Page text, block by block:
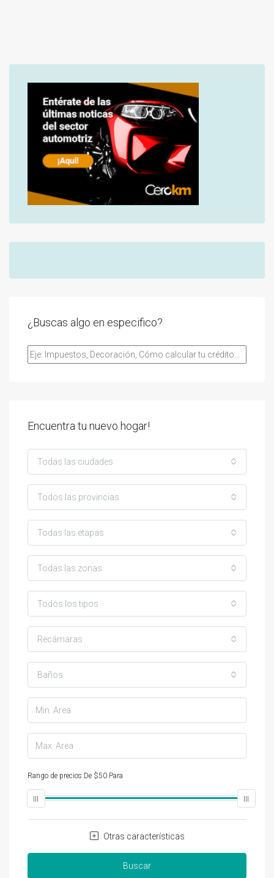
¿Buscas algo en especifico?
Encuentra tu nuevo hogar!
Todas las ciudades
Todos las provincias
Todas las etapas
Todas las zonas
Todos los tipos
Recámaras
Baños
Rango de precios De $50 Para
Otras características
Buscar